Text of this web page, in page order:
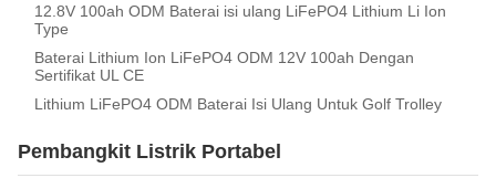
12.8V 100ah ODM Baterai isi ulang LiFePO4 Lithium Li Ion
Type
Baterai Lithium Ion LiFePO4 ODM 12V 100ah Dengan
Sertifikat UL CE
Lithium LiFePO4 ODM Baterai Isi Ulang Untuk Golf Trolley
Pembangkit Listrik Portabel